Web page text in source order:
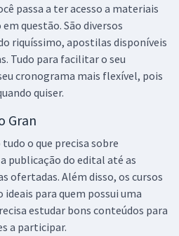
passa a ter acesso a materiais
questão. São diversos
riquíssimo, apostilas disponíveis
Tudo para facilitar o seu
cronograma mais flexível, pois
quiser.
Gran
o que precisa sobre
publicação do edital até as
ofertadas. Além disso, os cursos
para quem possui uma
estudar bons conteúdos para
a participar.